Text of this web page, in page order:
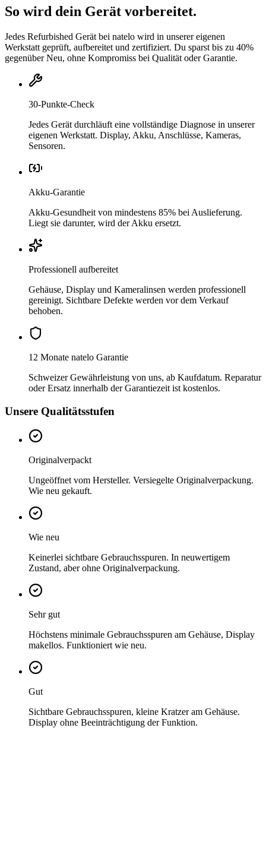
So wird dein Gerät vorbereitet.
Jedes Refurbished Gerät bei natelo wird in unserer eigenen
Werkstatt geprüft, aufbereitet und zertifiziert. Du sparst bis zu 40%
gegenüber Neu, ohne Kompromiss bei Qualität oder Garantie.
30-Punkte-Check
Jedes Gerät durchläuft eine vollständige Diagnose in unserer
eigenen Werkstatt. Display, Akku, Anschlüsse, Kameras,
Sensoren.
Akku-Garantie
Akku-Gesundheit von mindestens 85% bei Auslieferung.
Liegt sie darunter, wird der Akku ersetzt.
Professionell aufbereitet
Gehäuse, Display und Kameralinsen werden professionell
gereinigt. Sichtbare Defekte werden vor dem Verkauf
behoben.
12 Monate natelo Garantie
Schweizer Gewährleistung von uns, ab Kaufdatum. Reparatur
oder Ersatz innerhalb der Garantiezeit ist kostenlos.
Unsere Qualitätsstufen
Originalverpackt
Ungeöffnet vom Hersteller. Versiegelte Originalverpackung.
Wie neu gekauft.
Wie neu
Keinerlei sichtbare Gebrauchsspuren. In neuwertigem
Zustand, aber ohne Originalverpackung.
Sehr gut
Höchstens minimale Gebrauchsspuren am Gehäuse, Display
makellos. Funktioniert wie neu.
Gut
Sichtbare Gebrauchsspuren, kleine Kratzer am Gehäuse.
Display ohne Beeinträchtigung der Funktion.